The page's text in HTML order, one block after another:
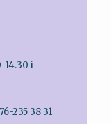
14.30 i
235 38 31